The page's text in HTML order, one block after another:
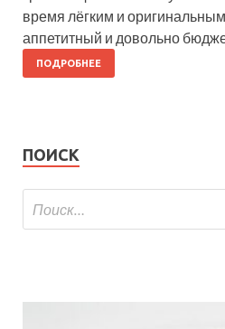
время лёгким и
аппетитный и довольно
ПОДРОБНЕЕ
ПОИСК